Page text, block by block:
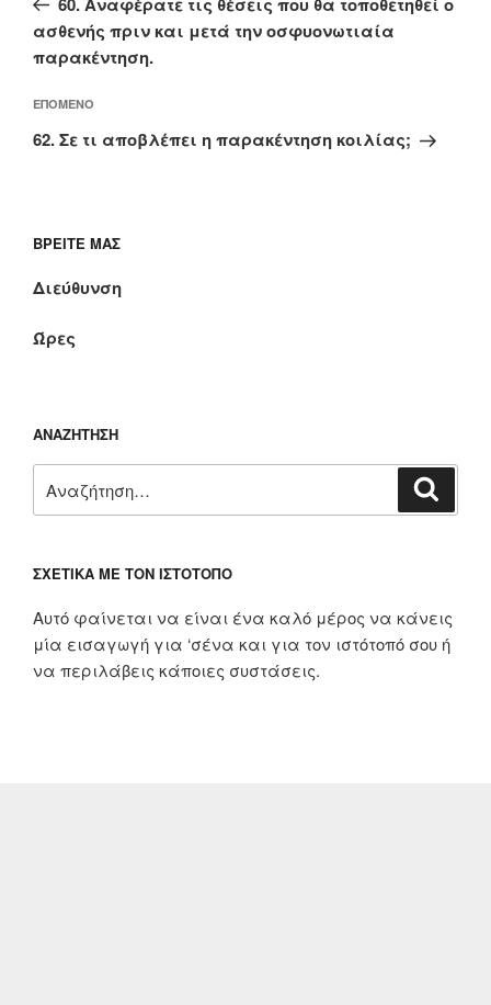
ασθενής πριν και μετά την οσφυονωτιαία
παρακέντηση.
Επόμενο
άρθρο
ΕΠΌΜΕΝΟ
62. Σε τι αποβλέπει η παρακέντηση κοιλίας;
ΒΡΕΊΤΕ ΜΑΣ
Διεύθυνση
Ώρες
ΑΝΑΖΉΤΗΣΗ
για:
ΣΧΕΤΙΚΆ ΜΕ ΤΟΝ ΙΣΤΌΤΟΠΟ
Αυτό φαίνεται να είναι ένα καλό μέρος να κάνεις
μία εισαγωγή για ‘σένα και για τον ιστότοπό σου ή
να περιλάβεις κάποιες συστάσεις.